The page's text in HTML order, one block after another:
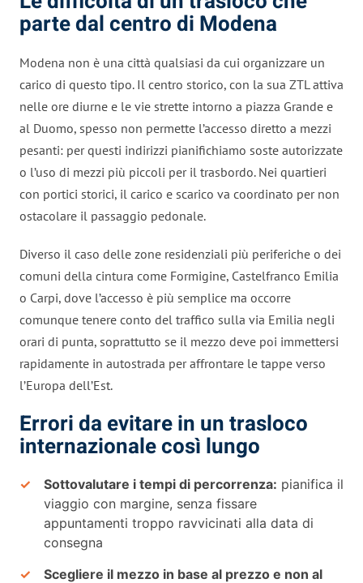
parte dal centro di Modena
Modena non è una città qualsiasi da cui organizzare un
carico di questo tipo. Il centro storico, con la sua ZTL attiva
nelle ore diurne e le vie strette intorno a piazza Grande e
al Duomo, spesso non permette l’accesso diretto a mezzi
pesanti: per questi indirizzi pianifichiamo soste autorizzate
o l’uso di mezzi più piccoli per il trasbordo. Nei quartieri
con portici storici, il carico e scarico va coordinato per non
ostacolare il passaggio pedonale.
Diverso il caso delle zone residenziali più periferiche o dei
comuni della cintura come Formigine, Castelfranco Emilia
o Carpi, dove l’accesso è più semplice ma occorre
comunque tenere conto del traffico sulla via Emilia negli
orari di punta, soprattutto se il mezzo deve poi immettersi
rapidamente in autostrada per affrontare le tappe verso
l’Europa dell’Est.
Errori da evitare in un trasloco
internazionale così lungo
Sottovalutare i tempi di percorrenza: pianifica il
viaggio con margine, senza fissare
appuntamenti troppo ravvicinati alla data di
consegna
Scegliere il mezzo in base al prezzo e non al